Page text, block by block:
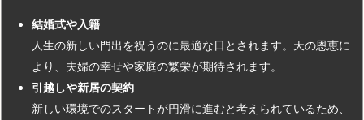
結婚式や入籍
人生の新しい門出を祝うのに最適な日とされます。天の恩恵に
より、夫婦の幸せや家庭の繁栄が期待されます。
引越しや新居の契約
新しい環境でのスタートが円滑に進むと考えられているため、